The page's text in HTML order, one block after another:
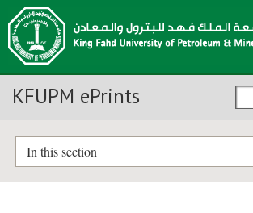
KFUPM ePrints
In this section